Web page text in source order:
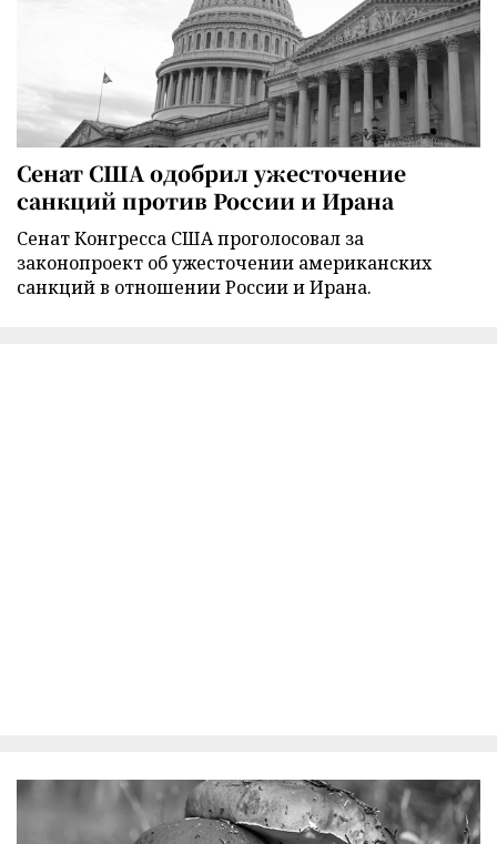
Сенат США одобрил ужесточение
санкций против России и Ирана
Сенат Конгресса США проголосовал за
законопроект об ужесточении американских
санкций в отношении России и Ирана.